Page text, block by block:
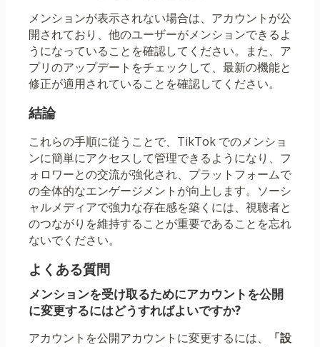
メンションが表示されない場合は、アカウントが公
開されており、他のユーザーがメンションできるよ
うになっていることを確認してください。また、ア
プリのアップデートをチェックして、最新の機能と
修正が適用されていることを確認してください。
結論
これらの手順に従うことで、TikTok でのメンショ
ンに簡単にアクセスして管理できるようになり、フ
ォロワーとの交流が強化され、プラットフォームで
の全体的なエンゲージメントが向上します。ソーシ
ャルメディアで強力な存在感を築くには、視聴者と
のつながりを維持することが重要であることを忘れ
ないでください。
よくある質問
メンションを受け取るためにアカウントを公開
に変更するにはどうすればよいですか?
アカウントを公開アカウントに変更するには、
「設